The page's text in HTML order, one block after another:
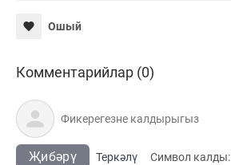
Ошый
Комментарийлар (0)
Җибәрү Теркәлү Cимвол калды: